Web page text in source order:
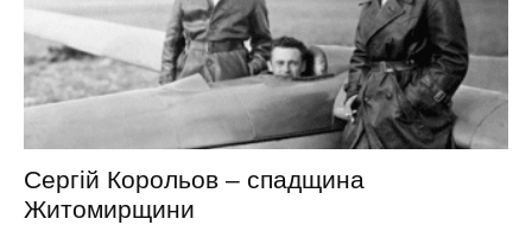
Сергій Корольов – спадщина
Житомирщини